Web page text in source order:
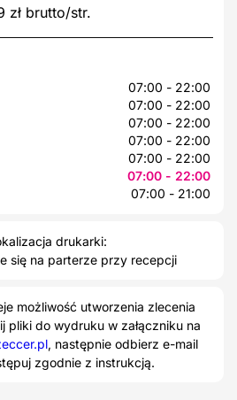
07:00 - 22:00
07:00 - 22:00
07:00 - 22:00
07:00 - 22:00
07:00 - 22:00
07:00 - 22:00
07:00 - 21:00
zł brutto/str.
drukarki:
się na parterze przy recepcji
możliwość utworzenia zlecenia
pliki do wydruku w załączniku na
, następnie odbierz e-mail
zgodnie z instrukcją.